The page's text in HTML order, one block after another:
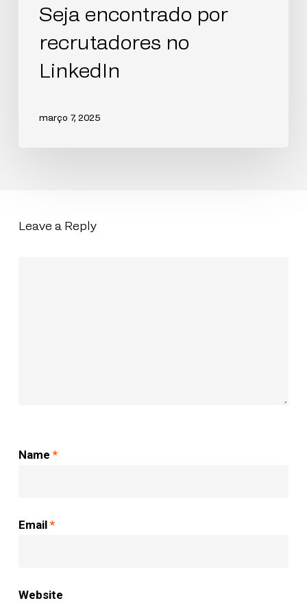
Seja encontrado por
recrutadores no
LinkedIn
março 7, 2025
Leave a Reply
Name *
Email *
Website